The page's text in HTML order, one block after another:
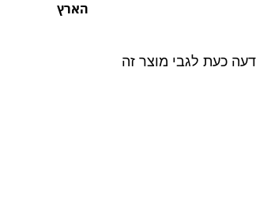
הארץ
כעת לגבי מוצר זה